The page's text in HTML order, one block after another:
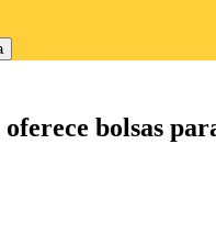
bolsas